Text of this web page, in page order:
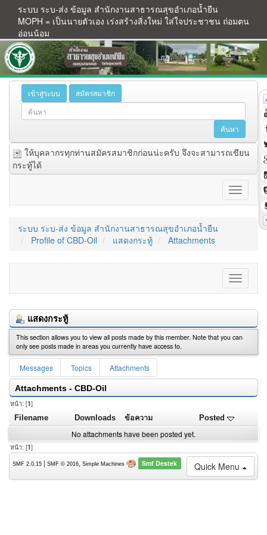
ระบบ ระบ-ส่ง ข้อมูล สำนักงานสาธารณสุขอำเภอน้ำยืน
MOPH = เป็นนายตัวเอง เร่งสร้างสิ่งใหม่ ใส่ใจประชาชน ถ่อมตน
อ่อนน้อม
เข้าสู่ระบบ สมัครสมาชิก
ให้บุคลากรทุกท่านสมัครสมาชิกก่อนน่ะครับ จึงจะสามารถเขียน
กระทู้ได้
ระบบ ระบ-ส่ง ข้อมูล สำนักงานสาธารณสุขอำเภอน้ำยืน
Profile of CBD-Oil
แสดงกระทู้ Attachments
แสดงกระทู้
This section allows you to view all posts made by this member. Note that you can
only see posts made in areas you currently have access to.
Messages Topics Attachments
Attachments - CBD-Oil
หน้า: [1]
Filename Downloads ข้อความ Posted
No attachments have been posted yet.
หน้า: [1]
Quick Menu
SMF 2.0.15 SMF © 2016, Simple Machines Smf Destek